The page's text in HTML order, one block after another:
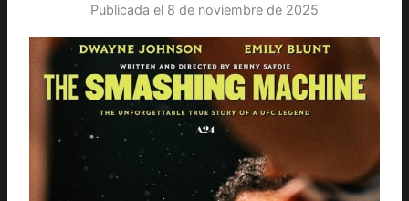
Publicada el 8 de noviembre de 2025